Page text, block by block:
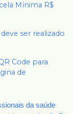
Mínima R$
ser realizado
Code para
de
da saúde